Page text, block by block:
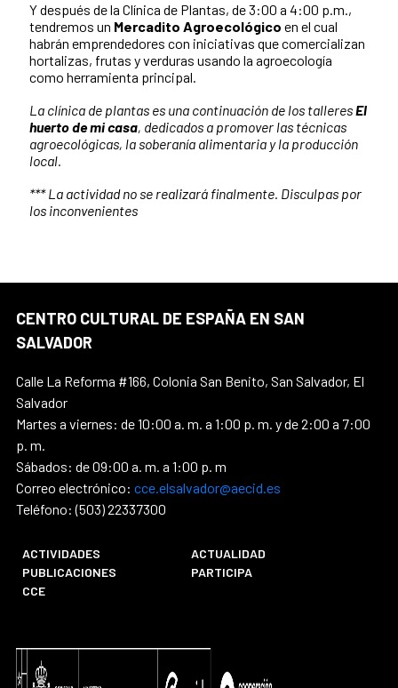
Y después de la Clínica de Plantas, de 3:00 a 4:00 p.m.,
tendremos un Mercadito Agroecológico en el cual
habrán emprendedores con iniciativas que comercializan
hortalizas, frutas y verduras usando la agroecología
como herramienta principal.
La clínica de plantas es una continuación de los talleresEl
huerto de mi casa, dedicados a promover las técnicas
agroecológicas, la soberanía alimentaria y la producción
local.
*** La actividad no se realizará finalmente. Disculpas por
los inconvenientes
CENTRO CULTURAL DE ESPAÑA EN SAN
SALVADOR
Calle La Reforma #166, Colonia San Benito, San Salvador, El
Salvador
Martes a viernes: de 10:00 a. m. a 1:00 p. m. y de 2:00 a 7:00
p. m.
Sábados: de 09:00 a. m. a 1:00 p. m
Correo electrónico: cce.elsalvador@aecid.es
Teléfono: (503) 22337300
ACTIVIDADES
ACTUALIDAD
PUBLICACIONES
PARTICIPA
CCE